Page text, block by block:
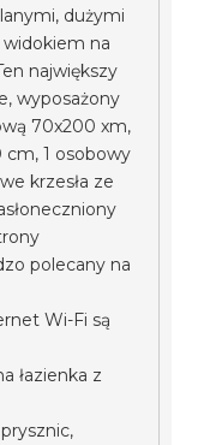
dużymi
na
największy
wyposażony
70x200 xm,
cm, 1 osobowy
krzesła ze
polecany na
Wi-Fi są
łazienka z